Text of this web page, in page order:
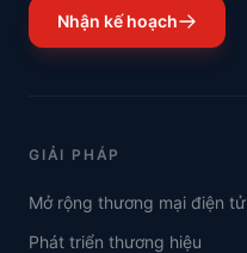
Nhận kế hoạch
GIẢI PHÁP
Mở rộng thương mại điện tử
Phát triển thương hiệu